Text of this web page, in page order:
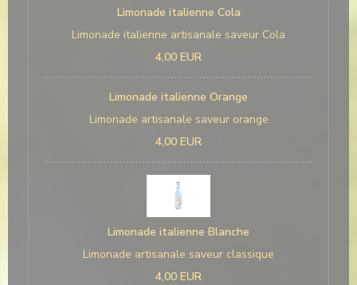
Limonade italienne Cola
Limonade italienne artisanale saveur Cola
4,00 EUR
Limonade italienne Orange
Limonade artisanale saveur orange
4,00 EUR
Limonade italienne Blanche
Limonade artisanale saveur classique
4,00 EUR